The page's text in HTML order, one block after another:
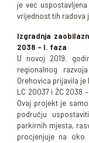
je već
vrijednost tih radova
Izgradnja
2038 – I. faza
U novoj 2019.
regionalnog
Orehovica prijavila
LC 20037 i ŽC 2038
Ovaj projekt je
području
parkirnih mjesta,
procjenjuje na oko